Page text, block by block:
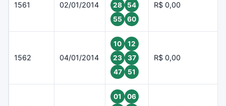
1561 02/01/2014
28
54
55
60
R$ 0,00
1562 04/01/2014
10
12
23
37
47
51
R$ 0,00
01
06